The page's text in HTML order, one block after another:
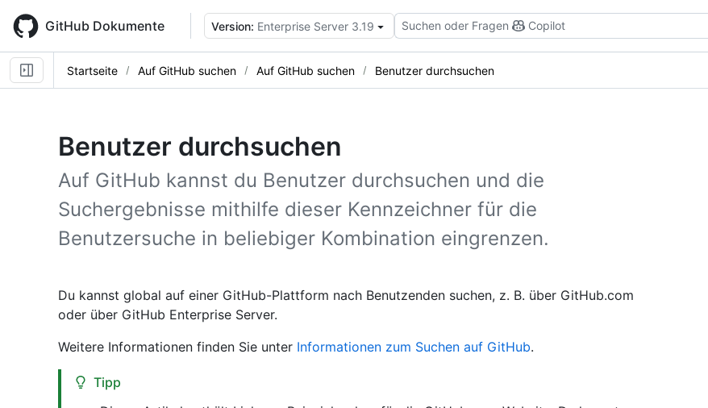
main
content
GitHub Dokumente Version: Enterprise Server 3.19 Suchen oder Fragen Copilot
Startseite Auf GitHub suchen Auf GitHub suchen Benutzer durchsuchen
Benutzer durchsuchen
Auf GitHub kannst du Benutzer durchsuchen und die
Suchergebnisse mithilfe dieser Kennzeichner für die
Benutzersuche in beliebiger Kombination eingrenzen.
Du kannst global auf einer GitHub-Plattform nach Benutzenden suchen, z. B. über GitHub.com
oder über GitHub Enterprise Server.
Weitere Informationen finden Sie unter Informationen zum Suchen auf GitHub.
Tipp